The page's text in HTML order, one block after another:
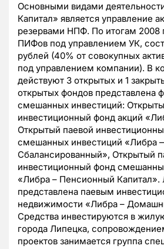
Основными видами
Капитал» является управление
резервами НПФ. По итогам 2008
ПИФов под управлением УК,
рублей (40% от совокупных
под управлением компании). В
действуют 3 открытых и 1
открытых фондов представлена
смешанных инвестиций:
инвестиционный фонд акций
Открытый паевой
смешанных инвестиций «Либра
Сбалансированный», Открытый
инвестиционный фонд
«Либра – Пенсионный
представлена паевым
недвижимости «Либра –
Средства инвестируются в
города Липецка,
проектов занимается группа